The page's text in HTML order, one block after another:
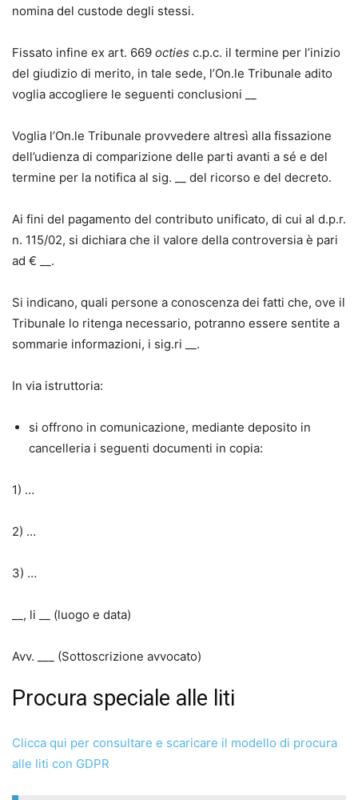
nomina del custode degli stessi.
Fissato infine ex art. 669 octies c.p.c. il termine per l’inizio
del giudizio di merito, in tale sede, l’On.le Tribunale adito
voglia accogliere le seguenti conclusioni __
Voglia l’On.le Tribunale provvedere altresì alla fissazione
dell’udienza di comparizione delle parti avanti a sé e del
termine per la notifica al sig. __ del ricorso e del decreto.
Ai fini del pagamento del contributo unificato, di cui al d.p.r.
n. 115/02, si dichiara che il valore della controversia è pari
ad € __.
Si indicano, quali persone a conoscenza dei fatti che, ove il
Tribunale lo ritenga necessario, potranno essere sentite a
sommarie informazioni, i sig.ri __.
In via istruttoria:
si offrono in comunicazione, mediante deposito in
cancelleria i seguenti documenti in copia:
1) …
2) …
3) …
__, li __ (luogo e data)
Avv. ___ (Sottoscrizione avvocato)
Procura speciale alle liti
Clicca qui per consultare e scaricare il modello di procura
alle liti con GDPR